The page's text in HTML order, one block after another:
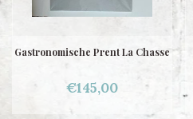
Gastronomische Prent La Chasse
€145,00